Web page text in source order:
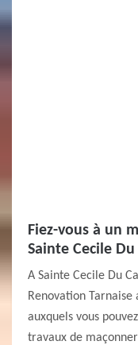
Fiez-vous à un
Sainte Cecile
A Sainte Cecile Du
Renovation
auxquels vous
travaux de